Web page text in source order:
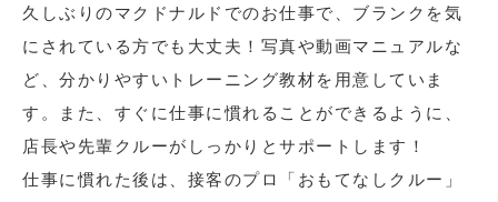
久しぶりのマクドナルドでのお仕事で、ブランクを気
にされている方でも大丈夫！写真や動画マニュアルな
ど、分かりやすいトレーニング教材を用意していま
す。また、すぐに仕事に慣れることができるように、
店長や先輩クルーがしっかりとサポートします！
仕事に慣れた後は、接客のプロ「おもてなしクルー」